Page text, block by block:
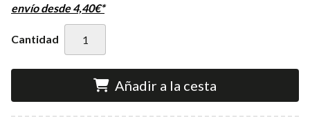
envío desde4,40€*
Cantidad
Añadir a la cesta